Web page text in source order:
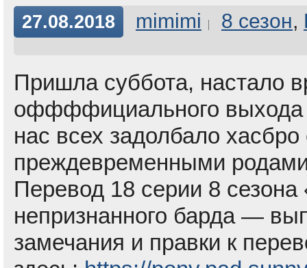
27.08.2018 mimimi 8 сезон,
Пришла суббота, настало
оффффициального выхода
нас всех задолбало
преждевременными
Перевод 18 серии 8
непризнанного барда —
замечания и правки к